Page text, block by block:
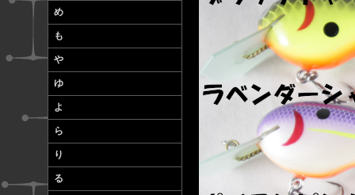
め
も
や
ゆ
よ
ら
り
る